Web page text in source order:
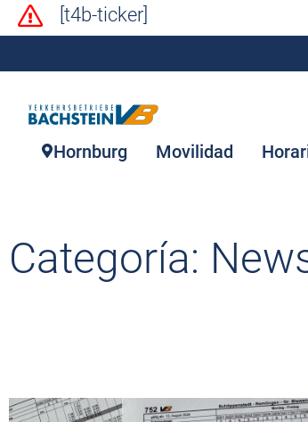
[t4b-ticker]
Hornburg Movilidad
Categoría: